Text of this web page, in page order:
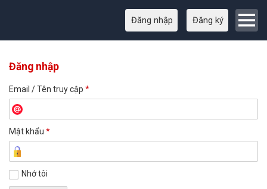
Đăng nhập Đăng ký
Đăng nhập
Email / Tên truy cập *
Mật khẩu *
Nhớ tôi